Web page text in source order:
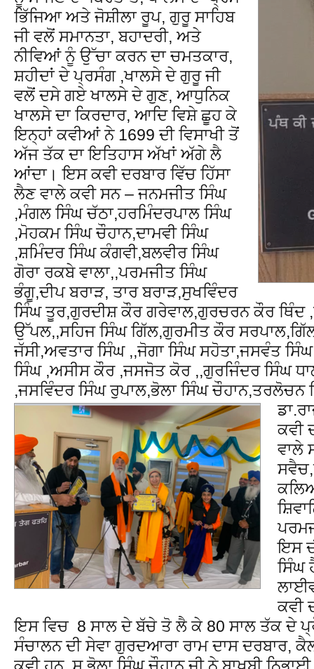
ਭਿੱਜਿਆ ਅਤੇ ਜੋਸ਼ੀਲਾ ਰੂਪ, ਗੁਰੂ ਸਾਹਿਬ
ਜੀ ਵਲੋਂ ਸਮਾਨਤਾ, ਬਹਾਦਰੀ, ਅਤੇ
ਨੀਵਿਆਂ ਨੂੰ ਉੱਚਾ ਕਰਨ ਦਾ ਚਮਤਕਾਰ,
ਸ਼ਹੀਦਾਂ ਦੇ ਪ੍ਰਸੰਗ ,ਖਾਲਸੇ ਦੇ ਗੁਰੂ ਜੀ
ਵਲੋਂ ਦਸੇ ਗਏ ਖਾਲਸੇ ਦੇ ਗੁਣ, ਆਧੁਨਿਕ
ਖਾਲਸੇ ਦਾ ਕਿਰਦਾਰ, ਆਦਿ ਵਿਸ਼ੇ ਛੂਹ ਕੇ
ਇਨ੍ਹਾਂ ਕਵੀਆਂ ਨੇ 1699 ਦੀ ਵਿਸਾਖੀ ਤੋਂ
ਅੱਜ ਤੱਕ ਦਾ ਇਤਿਹਾਸ ਅੱਖਾਂ ਅੱਗੇ ਲੈ
ਆਂਦਾ। ਇਸ ਕਵੀ ਦਰਬਾਰ ਵਿੱਚ ਹਿੱਸਾ
ਲੈਣ ਵਾਲੇ ਕਵੀ ਸਨ – ਜਨਮਜੀਤ ਸਿੰਘ
,ਮੰਗਲ ਸਿੰਘ ਚੱਠਾ,ਹਰਮਿੰਦਰਪਾਲ ਸਿੰਘ
,ਮੋਹਕਮ ਸਿੰਘ ਚੌਹਾਨ,ਦਾਮਵੀ ਸਿੰਘ
,ਸ਼ਮਿੰਦਰ ਸਿੰਘ ਕੰਗਵੀ,ਬਲਵੀਰ ਸਿੰਘ
ਗੋਰਾ ਰਕਬੇ ਵਾਲਾ,,ਪਰਮਜੀਤ ਸਿੰਘ
ਭੰਗੂ,ਦੀਪ ਬਰਾੜ, ਤਾਰ ਬਰਾੜ,ਸੁਖਵਿੰਦਰ
ਸਿੰਘ ਤੂਰ,ਗੁਰਦੀਸ਼ ਕੌਰ ਗਰੇਵਾਲ,ਗੁਰਚਰਨ ਕੌਰ ਥਿੰਦ
ਉੱਪਲ,,ਸਹਿਜ ਸਿੰਘ ਗਿੱਲ,ਗੁਰਮੀਤ ਕੌਰ
ਜੱਸੀ,ਅਵਤਾਰ ਸਿੰਘ ,,ਜੋਗਾ ਸਿੰਘ ਸਹੋਤਾ,ਜਸਵੰਤ
ਸਿੰਘ ,ਅਸੀਸ ਕੌਰ ,ਜਸਜੋਤ ਕੋਰ ,,ਗੁਰਜਿੰਦਰ ਸਿੰਘ
,ਜਸਵਿੰਦਰ ਸਿੰਘ ਰੁਪਾਲ,ਭੋਲਾ ਸਿੰਘ ਚੌਹਾਨ,ਤਰਲੋਚਨ
ਕਵੀ
ਵਾਲੇ
ਇਸ
ਸਿੰਘ
ਕਵੀ
ਇਸ ਵਿਚ 8 ਸਾਲ ਦੇ ਬੱਚੇ ਤੋ ਲੈ ਕੇ 80 ਸਾਲ ਤੱਕ ਦੇ
ਸੰਚਾਲਨ ਦੀ ਸੇਵਾ ਗੁਰਦਆਰਾ ਰਾਮ ਦਾਸ ਦਰਬਾਰ,